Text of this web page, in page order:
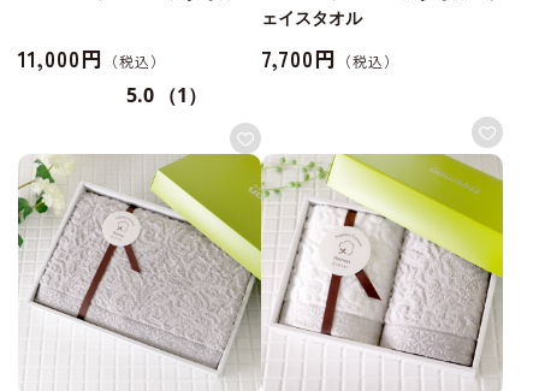
11,000円
5.0 （1）
ェイスタオル
7,700円